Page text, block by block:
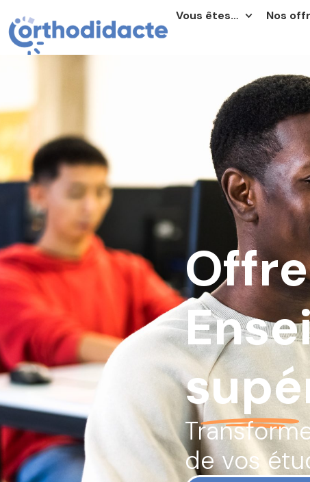
Vous êtes… Nos
de vos